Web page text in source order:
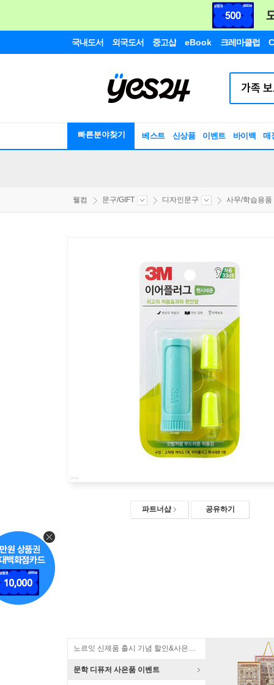
국내도서 외국도서 중고샵 eBook 크레마클럽
빠른분야찾기 베스트 신상품 이벤트 바이백 매
웰컴 문구/GIFT 디자인문구 사무/학습용품
파트너샵 공유하기
노르잇 신제품 출시 기념 할인&사은품 증정!
문학 디퓨저 사은품 이벤트